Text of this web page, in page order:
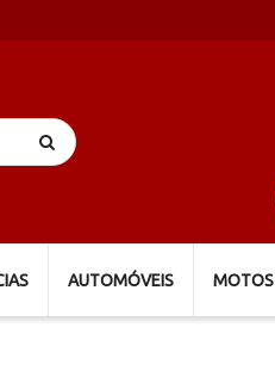
AUTOMÓVEIS MOTOS